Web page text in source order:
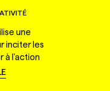
une
inciter les
à l'action